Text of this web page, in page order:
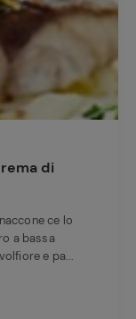
di
ce lo
a bassa
e pa...